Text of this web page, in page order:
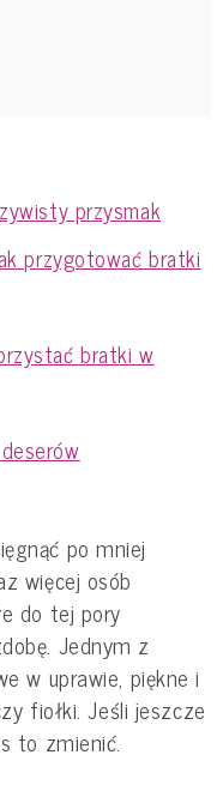
przysmak
przygotować bratki
bratki w
po mniej
więcej osób
do tej pory
Jednym z
w uprawie, piękne i
fiołki. Jeśli jeszcze
to zmienić.